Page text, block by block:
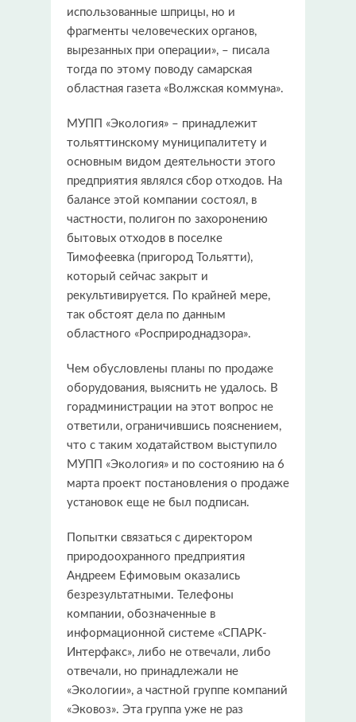
использованные шприцы, но и
фрагменты человеческих органов,
вырезанных при операции», – писала
тогда по этому поводу самарская
областная газета «Волжская коммуна».
МУПП «Экология» – принадлежит
тольяттинскому муниципалитету и
основным видом деятельности этого
предприятия являлся сбор отходов. На
балансе этой компании состоял, в
частности, полигон по захоронению
бытовых отходов в поселке
Тимофеевка (пригород Тольятти),
который сейчас закрыт и
рекультивируется. По крайней мере,
так обстоят дела по данным
областного «Росприроднадзора».
Чем обусловлены планы по продаже
оборудования, выяснить не удалось. В
горадминистрации на этот вопрос не
ответили, ограничившись пояснением,
что с таким ходатайством выступило
МУПП «Экология» и по состоянию на 6
марта проект постановления о продаже
установок еще не был подписан.
Попытки связаться с директором
природоохранного предприятия
Андреем Ефимовым оказались
безрезультатными. Телефоны
компании, обозначенные в
информационной системе «СПАРК-
Интерфакс», либо не отвечали, либо
отвечали, но принадлежали не
«Экологии», а частной группе компаний
«Эковоз». Эта группа уже не раз